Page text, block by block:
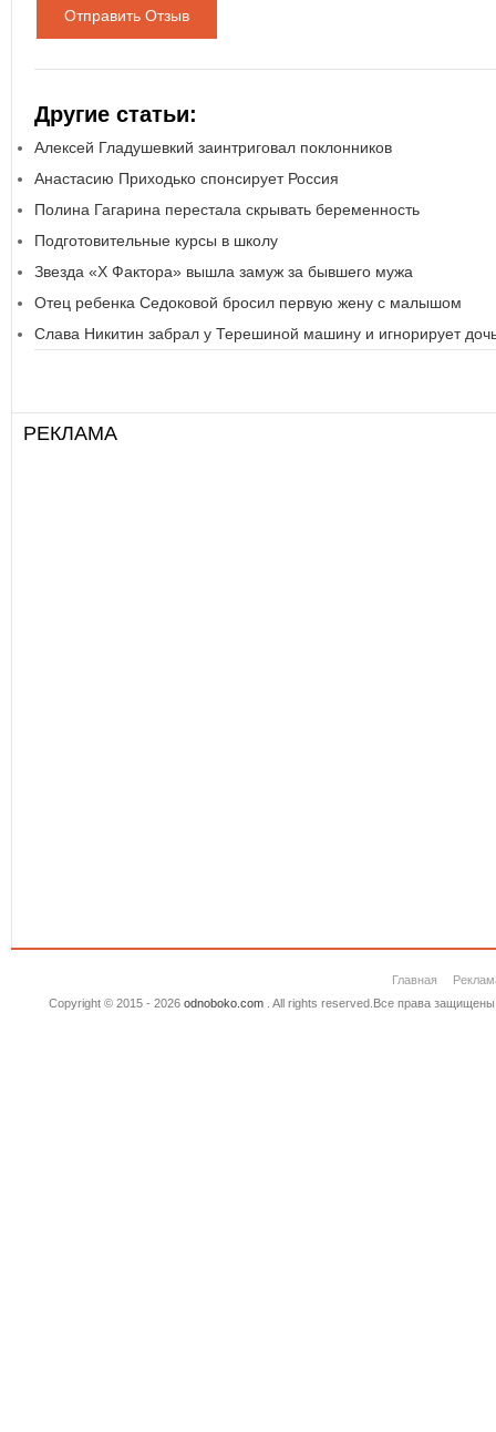
Отправить Отзыв
Другие статьи:
Алексей Гладушевкий заинтриговал поклонников
Анастасию Приходько спонсирует Россия
Полина Гагарина перестала скрывать беременность
Подготовительные курсы в школу
Звезда «Х Фактора» вышла замуж за бывшего мужа
Отец ребенка Седоковой бросил первую жену с малышом
Слава Никитин забрал у Терешиной машину и игнорирует
РЕКЛАМА
Главная
Copyright © 2015 - 2026 odnoboko.com. All rights reserved.Все права защищены.